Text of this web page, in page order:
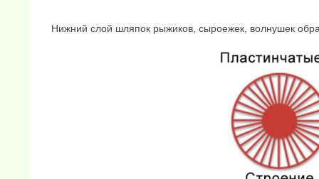
Нижний слой шляпок рыжиков, сыроежек, волнушек